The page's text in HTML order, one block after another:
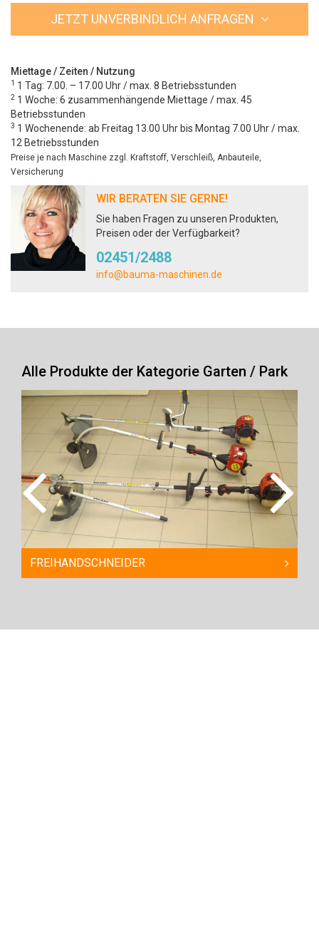
JETZT UNVERBINDLICH ANFRAGEN
Miettage / Zeiten / Nutzung
1 1 Tag: 7.00. – 17.00 Uhr / max. 8 Betriebsstunden
2 1 Woche: 6 zusammenhängende Miettage / max. 45
Betriebsstunden
3 1 Wochenende: ab Freitag 13.00 Uhr bis Montag 7.00 Uhr / max.
12 Betriebsstunden
Preise je nach Maschine zzgl. Kraftstoff, Verschleiß, Anbauteile,
Versicherung
WIR BERATEN SIE GERNE!
Sie haben Fragen zu unseren Produkten,
Preisen oder der Verfügbarkeit?
02451/2488
info@bauma-maschinen.de
Alle Produkte der Kategorie Garten / Park
FREIHANDSCHNEIDER